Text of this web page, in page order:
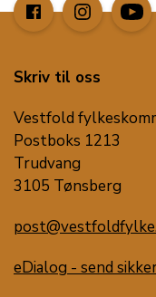
Skriv til oss
Vestfold
Postboks 1213
Trudvang
3105 Tønsberg
eDialog - send